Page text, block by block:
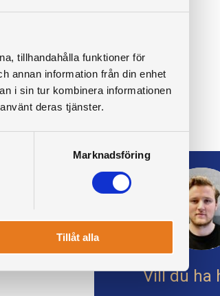
tillhandahålla funktioner för
annan information från din enhet
i sin tur kombinera informationen
deras tjänster.
Marknadsföring
Tillåt alla
Vill du ha